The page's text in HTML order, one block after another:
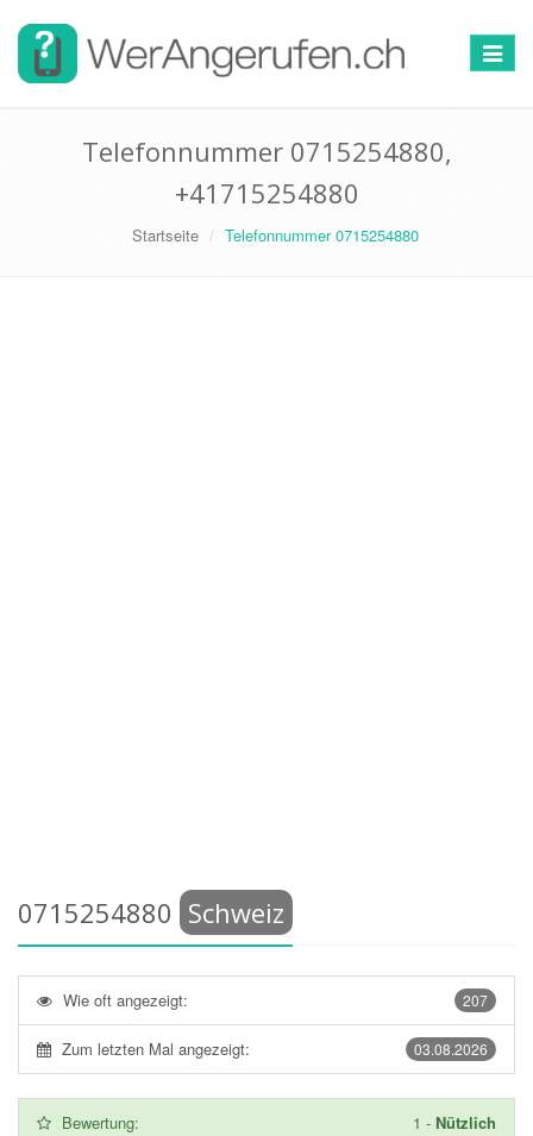
Toggle
Telefonnummer 0715254880,
+41715254880
Startseite Telefonnummer 0715254880
0715254880 Schweiz
207
Wie oft angezeigt:
03.08.2026
Zum letzten Mal angezeigt:
Bewertung: 1 - Nützlich